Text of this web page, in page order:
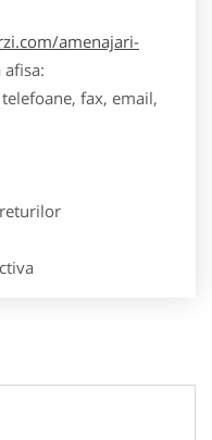
amenajari-
fax, email,